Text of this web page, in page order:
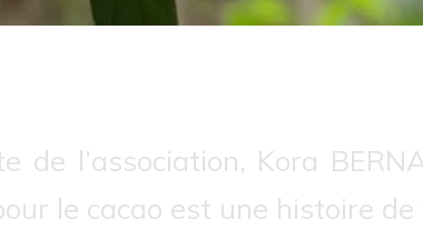
de l’association, Kora
le cacao est une histoire de